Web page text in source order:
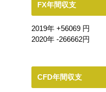
FX年間収支
2019年 +56069 円
2020年 -266662円
CFD年間収支